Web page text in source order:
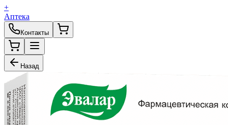
+
Аптека
Контакты
Назад